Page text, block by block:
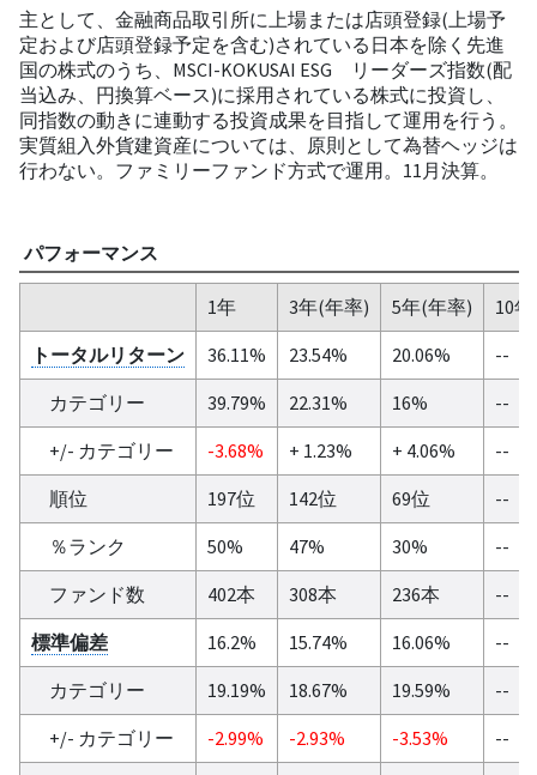
主として、金融商品取引所に上場または店頭登録(上場予
定および店頭登録予定を含む)されている日本を除く先進
国の株式のうち、MSCI-KOKUSAI ESG リーダーズ指数(配
当込み、円換算ベース)に採用されている株式に投資し、
同指数の動きに連動する投資成果を目指して運用を行う。
実質組入外貨建資産については、原則として為替ヘッジは
行わない。ファミリーファンド方式で運用。11月決算。
パフォーマンス
1年 3年(年率) 5年(年率)
10
トータルリターン
36.11% 23.54% 20.06%
--
カテゴリー
39.79% 22.31% 16%
--
+/- カテゴリー
-3.68% + 1.23% + 4.06%
--
順位
197位 142位 69位
--
％ランク
50% 47% 30%
--
ファンド数
402本 308本 236本
--
標準偏差
16.2% 15.74% 16.06%
--
カテゴリー
19.19% 18.67% 19.59%
--
+/- カテゴリー
-2.99% -2.93% -3.53%
--